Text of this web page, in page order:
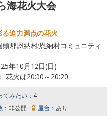
海花火大会
迫力満点の花火
頭郡恩納村/恩納村コミュニティ
年10月12日(日)
花火は20:00～20:20
てみたい： 4
： 非公開 屋台： あり